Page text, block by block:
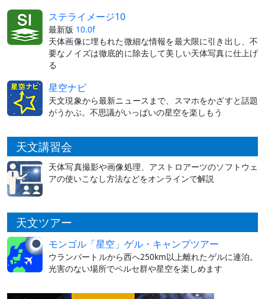
ステライメージ10
最新版 10.0f
天体画像に埋もれた微細な情報を最大限に引き出し、不
要なノイズは徹底的に除去して美しい天体写真に仕上げ
る
星空ナビ
天文現象から最新ニュースまで、スマホをかざすと話題
がうかぶ。不思議がいっぱいの星空を楽しもう
天文講習会
天体写真撮影や画像処理、アストロアーツのソフトウェ
アの使いこなし方法などをオンラインで解説
天文ツアー
モンゴル「星空」ゲル・キャンプツアー
ウランバートルから西へ250km以上離れたゲルに連泊。
光害のない場所でペルセ群や星空を楽しめます